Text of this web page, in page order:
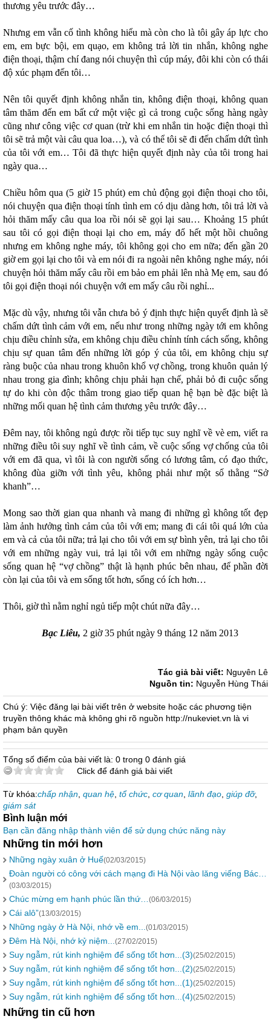
thương yêu trước đây…
Nhưng em vẫn cố tình không hiểu mà còn cho là tôi gây áp lực cho
em, em bực bội, em quạo, em không trả lời tin nhắn, không nghe
điện thoại, thậm chí đang nói chuyện thì cúp máy, đôi khi còn có thái
độ xúc phạm đến tôi…
Nên tôi quyết định không nhắn tin, không điện thoại, không quan
tâm thăm đến em bất cứ một việc gì cả trong cuộc sống hàng ngày
cũng như công việc cơ quan (trừ khi em nhắn tin hoặc điện thoại thì
tôi sẽ trả một vài câu qua loa…), và có thể tôi sẽ đi đến chấm dứt tình
của tôi với em… Tôi đã thực hiện quyết định này của tôi trong hai
ngày qua…
Chiều hôm qua (5 giờ 15 phút) em chủ động gọi điện thoại cho tôi,
nói chuyện qua điện thoại tính tình em có dịu dàng hơn, tôi trả lời và
hỏi thăm mấy câu qua loa rồi nói sẽ gọi lại sau… Khoảng 15 phút
sau tôi có gọi điện thoại lại cho em, máy đổ hết một hồi chuông
nhưng em không nghe máy, tôi không gọi cho em nữa; đến gần 20
giờ em gọi lại cho tôi và em nói đi ra ngoài nên không nghe máy, nói
chuyện hỏi thăm mấy câu rồi em bảo em phải lên nhà Mẹ em, sau đó
tôi gọi điện thoại nói chuyện với em mấy câu rồi nghỉ...
Mặc dù vậy, nhưng tôi vẫn chưa bỏ ý định thực hiện quyết định là sẽ
chấm dứt tình cảm với em, nếu như trong những ngày tới em không
chịu điều chỉnh sửa, em không chịu điều chỉnh tính cách sống, không
chịu sự quan tâm đến những lời góp ý của tôi, em không chịu sự
ràng buộc của nhau trong khuôn khổ vợ chồng, trong khuôn quản lý
nhau trong gia đình; không chịu phải hạn chế, phải bỏ đi cuộc sống
tự do khi còn độc thâm trong giao tiếp quan hệ bạn bè đặc biệt là
những mối quan hệ tình cảm thương yêu trước đây…
Đêm nay, tôi không ngủ được rồi tiếp tục suy nghĩ về vè em, viết ra
những điều tôi suy nghĩ về tình cảm, về cuộc sống vợ chống của tôi
với em đã qua, vì tôi là con người sống có lương tâm, có đạo thức,
không đùa giỡn với tình yêu, không phải như một số thằng “Sở
khanh”…
Mong sao thời gian qua nhanh và mang đi những gì không tốt đẹp
làm ảnh hưởng tình cảm của tôi với em; mang đi cái tôi quá lớn của
em và cả của tôi nữa; trả lại cho tôi với em sự bình yên, trả lại cho tôi
với em những ngày vui, trả lại tôi với em những ngày sống cuộc
sống quan hệ “vợ chồng” thật là hạnh phúc bên nhau, để phần đời
còn lại của tôi và em sống tốt hơn, sống có ích hơn…
Thôi, giờ thì nằm nghỉ ngủ tiếp một chút nữa đây…
Bạc Liêu, 2 giờ 35 phút ngày 9 tháng 12 năm 2013
Tác giả bài viết: Nguyên Lê
Nguồn tin: Nguyễn Hùng Thái
Chú ý: Việc đăng lại bài viết trên ở website hoặc các phương tiện
truyền thông khác mà không ghi rõ nguồn http://nukeviet.vn là vi
phạm bản quyền
Tổng số điểm của bài viết là: 0 trong 0 đánh giá
Click để đánh giá bài viết
Từ khóa:chấp nhận quan hệ tổ chức cơ quan lãnh đạo giúp đỡ,
giám sát
Bình luận mới
Bạn cần đăng nhập thành viên để sử dụng chức năng này
Những tin mới hơn
Những ngày xuân ở Huế(02/03/2015)
Đoàn người có công với cách mạng đi Hà Nội vào lăng viếng Bác…
(03/03/2015)
Chúc mừng em hạnh phúc lần thứ… (06/03/2015)
Cái alô”(13/03/2015)
Những ngày ở Hà Nội, nhớ về em... (01/03/2015)
Đêm Hà Nội, nhớ kỷ niệm... (27/02/2015)
Suy ngẫm, rút kinh nghiệm để sống tốt hơn...(3)(25/02/2015)
Suy ngẫm, rút kinh nghiệm để sống tốt hơn...(2)(25/02/2015)
Suy ngẫm, rút kinh nghiệm để sống tốt hơn...(1)(25/02/2015)
Suy ngẫm, rút kinh nghiệm để sống tốt hơn...(4)(25/02/2015)
Những tin cũ hơn